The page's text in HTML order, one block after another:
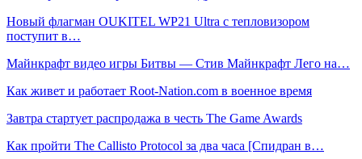
Новый флагман OUKITEL WP21 Ultra с тепловизором
поступит в…
Майнкрафт видео игры Битвы — Стив Майнкрафт Лего на…
Как живет и работает Root-Nation.com в военное время
Завтра стартует распродажа в честь The Game Awards
Как пройти The Callisto Protocol за два часа [Спидран в…